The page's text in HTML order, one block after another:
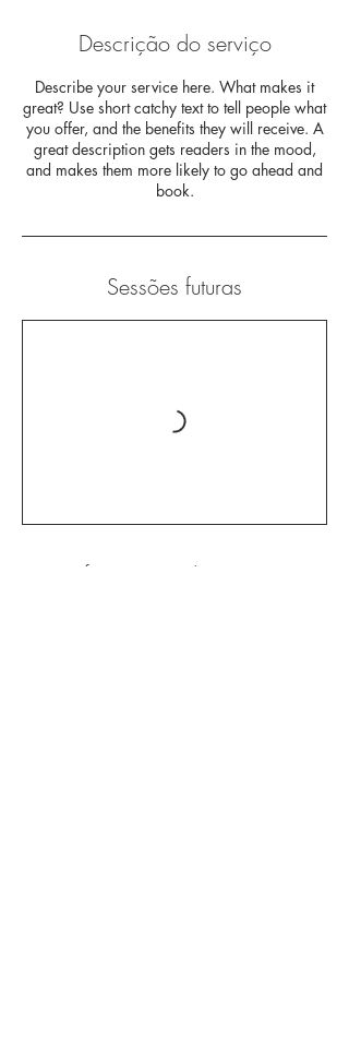
Descrição do serviço
Describe your service here. What makes it
great? Use short catchy text to tell people what
you offer, and the benefits they will receive. A
great description gets readers in the mood,
and makes them more likely to go ahead and
book.
Sessões futuras
Informações de contato